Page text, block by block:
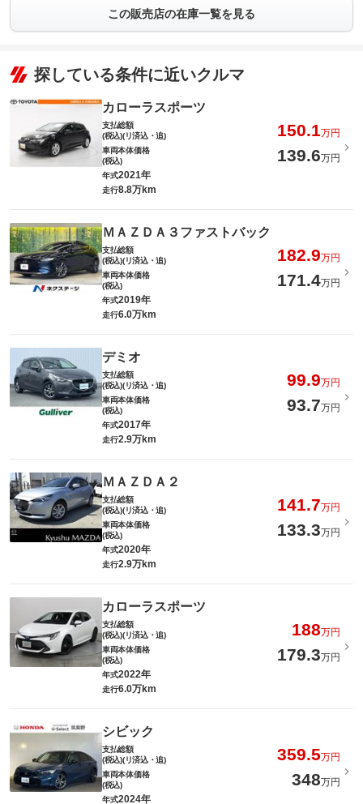
この販売店の在庫一覧を見る
探している条件に近いクルマ
カローラスポーツ
支払総額
(税込)(リ済込・追)
150.1万円
車両本体価格
(税込)
139.6万円
年式2021年
走行8.8万km
ＭＡＺＤＡ３ファストバック
支払総額
(税込)(リ済込・追)
182.9万円
車両本体価格
(税込)
171.4万円
年式2019年
走行6.0万km
デミオ
支払総額
(税込)(リ済込・追)
99.9万円
車両本体価格
(税込)
93.7万円
年式2017年
走行2.9万km
ＭＡＺＤＡ２
支払総額
(税込)(リ済込・追)
141.7万円
車両本体価格
(税込)
133.3万円
年式2020年
走行2.9万km
カローラスポーツ
支払総額
(税込)(リ済込・追)
188万円
車両本体価格
(税込)
179.3万円
年式2022年
走行6.0万km
シビック
支払総額
(税込)(リ済込・追)
359.5万円
車両本体価格
(税込)
348万円
年式2024年